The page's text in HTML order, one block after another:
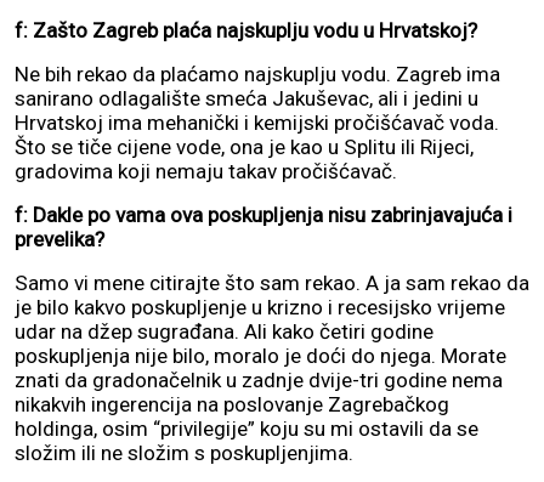
f: Zašto Zagreb plaća najskuplju vodu u Hrvatskoj?
Ne bih rekao da plaćamo najskuplju vodu. Zagreb ima
sanirano odlagalište smeća Jakuševac, ali i jedini u
Hrvatskoj ima mehanički i kemijski pročišćavač voda.
Što se tiče cijene vode, ona je kao u Splitu ili Rijeci,
gradovima koji nemaju takav pročišćavač.
f: Dakle po vama ova poskupljenja nisu zabrinjavajuća i
prevelika?
Samo vi mene citirajte što sam rekao. A ja sam rekao da
je bilo kakvo poskupljenje u krizno i recesijsko vrijeme
udar na džep sugrađana. Ali kako četiri godine
poskupljenja nije bilo, moralo je doći do njega. Morate
znati da gradonačelnik u zadnje dvije-tri godine nema
nikakvih ingerencija na poslovanje Zagrebačkog
holdinga, osim “privilegije” koju su mi ostavili da se
složim ili ne složim s poskupljenjima.